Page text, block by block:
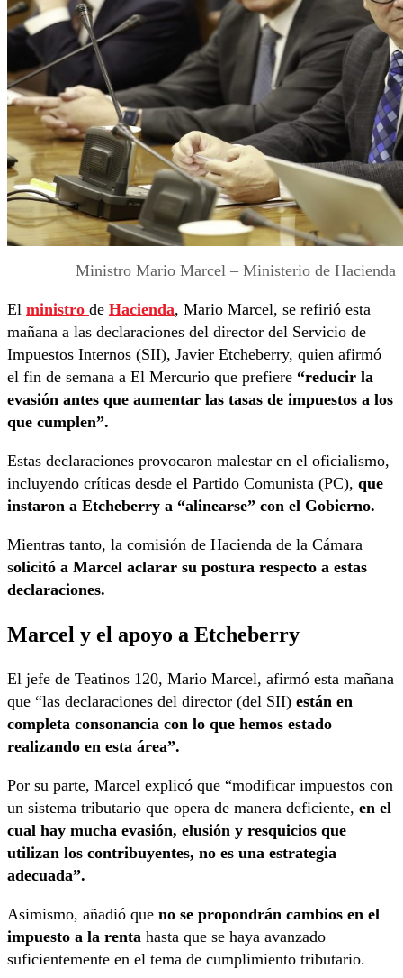
Ministro Mario Marcel – Ministerio de Hacienda
El ministro de Hacienda, Mario Marcel, se refirió esta
mañana a las declaraciones del director del Servicio de
Impuestos Internos (SII), Javier Etcheberry, quien afirmó
el fin de semana a El Mercurio que prefiere “reducir la
evasión antes que aumentar las tasas de impuestos a los
que cumplen”.
Estas declaraciones provocaron malestar en el oficialismo,
incluyendo críticas desde el Partido Comunista (PC), que
instaron a Etcheberry a “alinearse” con el Gobierno.
Mientras tanto, la comisión de Hacienda de la Cámara
solicitó a Marcel aclarar su postura respecto a estas
declaraciones.
Marcel y el apoyo a Etcheberry
El jefe de Teatinos 120, Mario Marcel, afirmó esta mañana
que “las declaraciones del director (del SII) están en
completa consonancia con lo que hemos estado
realizando en esta área”.
Por su parte, Marcel explicó que “modificar impuestos con
un sistema tributario que opera de manera deficiente, en el
cual hay mucha evasión, elusión y resquicios que
utilizan los contribuyentes, no es una estrategia
adecuada”.
Asimismo, añadió que no se propondrán cambios en el
impuesto a la renta hasta que se haya avanzado
suficientemente en el tema de cumplimiento tributario.